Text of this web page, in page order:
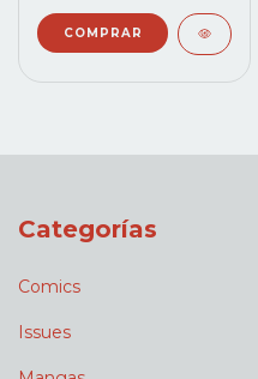
Categorías
Comics
Issues